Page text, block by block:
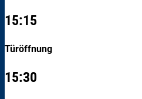
15:15
Türöffnung
15:30